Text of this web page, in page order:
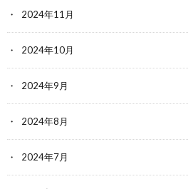
2024年11月
2024年10月
2024年9月
2024年8月
2024年7月